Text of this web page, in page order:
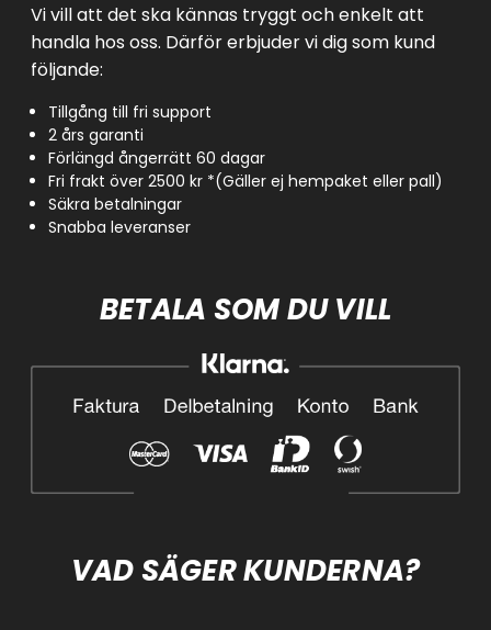
Vi vill att det ska kännas tryggt och enkelt att
handla hos oss. Därför erbjuder vi dig som kund
följande:
Tillgång till fri support
2 års garanti
Förlängd ångerrätt 60 dagar
Fri frakt över 2500 kr *(Gäller ej hempaket eller pall)
Säkra betalningar
Snabba leveranser
BETALA SOM DU VILL
VAD SÄGER KUNDERNA?